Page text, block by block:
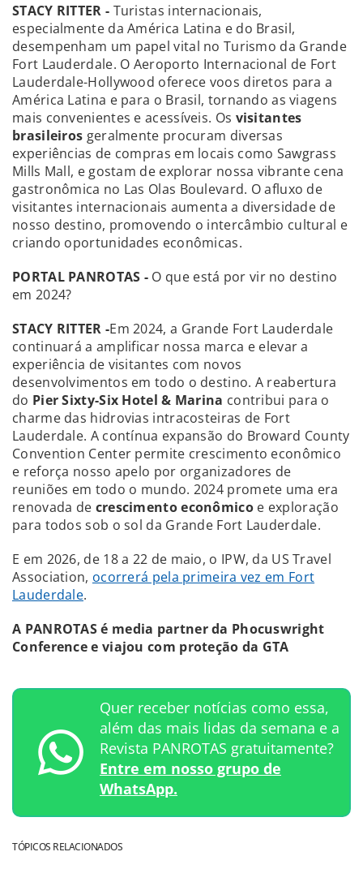
STACY RITTER - Turistas internacionais,
especialmente da América Latina e do Brasil,
desempenham um papel vital no Turismo da Grande
Fort Lauderdale. O Aeroporto Internacional de Fort
Lauderdale-Hollywood oferece voos diretos para a
América Latina e para o Brasil, tornando as viagens
mais convenientes e acessíveis. Os visitantes
brasileiros geralmente procuram diversas
experiências de compras em locais como Sawgrass
Mills Mall, e gostam de explorar nossa vibrante cena
gastronômica no Las Olas Boulevard. O afluxo de
visitantes internacionais aumenta a diversidade de
nosso destino, promovendo o intercâmbio cultural e
criando oportunidades econômicas.
PORTAL PANROTAS - O que está por vir no destino
em 2024?
STACY RITTER -Em 2024, a Grande Fort Lauderdale
continuará a amplificar nossa marca e elevar a
experiência de visitantes com novos
desenvolvimentos em todo o destino. A reabertura
do Pier Sixty-Six Hotel & Marina contribui para o
charme das hidrovias intracosteiras de Fort
Lauderdale. A contínua expansão do Broward County
Convention Center permite crescimento econômico
e reforça nosso apelo por organizadores de
reuniões em todo o mundo. 2024 promete uma era
renovada de crescimento econômicoe exploração
para todos sob o sol da Grande Fort Lauderdale.
E em 2026, de 18 a 22 de maio, o IPW, da US Travel
Association, ocorrerá pela primeira vez em Fort
Lauderdale.
A PANROTAS é media partner da Phocuswright
Conference e viajou com proteção da GTA
Quer receber notícias como essa,
além das mais lidas da semana e a
Revista PANROTAS gratuitamente?
Entre em nosso grupo de
WhatsApp.
TÓPICOS RELACIONADOS